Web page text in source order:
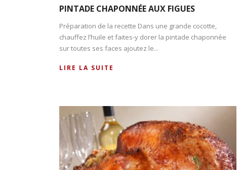
PINTADE CHAPONNÉE AUX FIGUES
Préparation de la recette Dans une grande cocotte,
chauffez l’huile et faites-y dorer la pintade chaponnée
sur toutes ses faces ajoutez le...
LIRE LA SUITE